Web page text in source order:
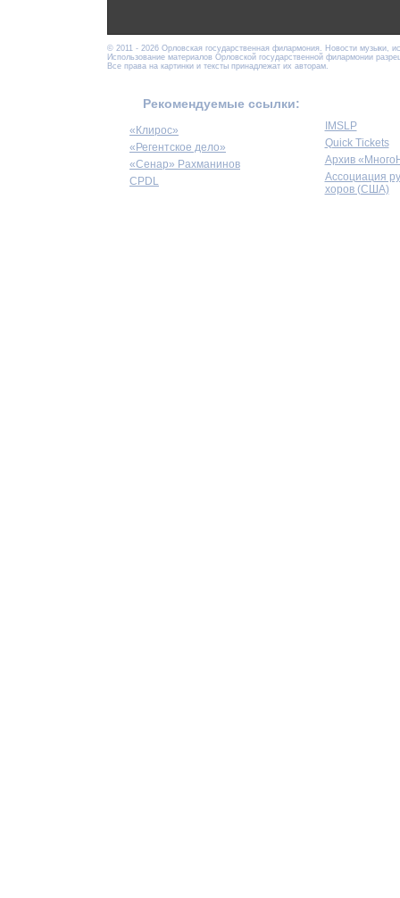
© 2011 - 2026 Орловская государственная филармония. Новости музыки,
Использование материалов Орловской государственной филармонии
Все права на картинки и тексты принадлежат их авторам.
Рекомендуемые ссылки:
«Клирос»
«Регентское дело»
«Сенар» Рахманинов
CPDL
IMSLP
Quick Tickets
Архив
Ассоциация
хоров (США)